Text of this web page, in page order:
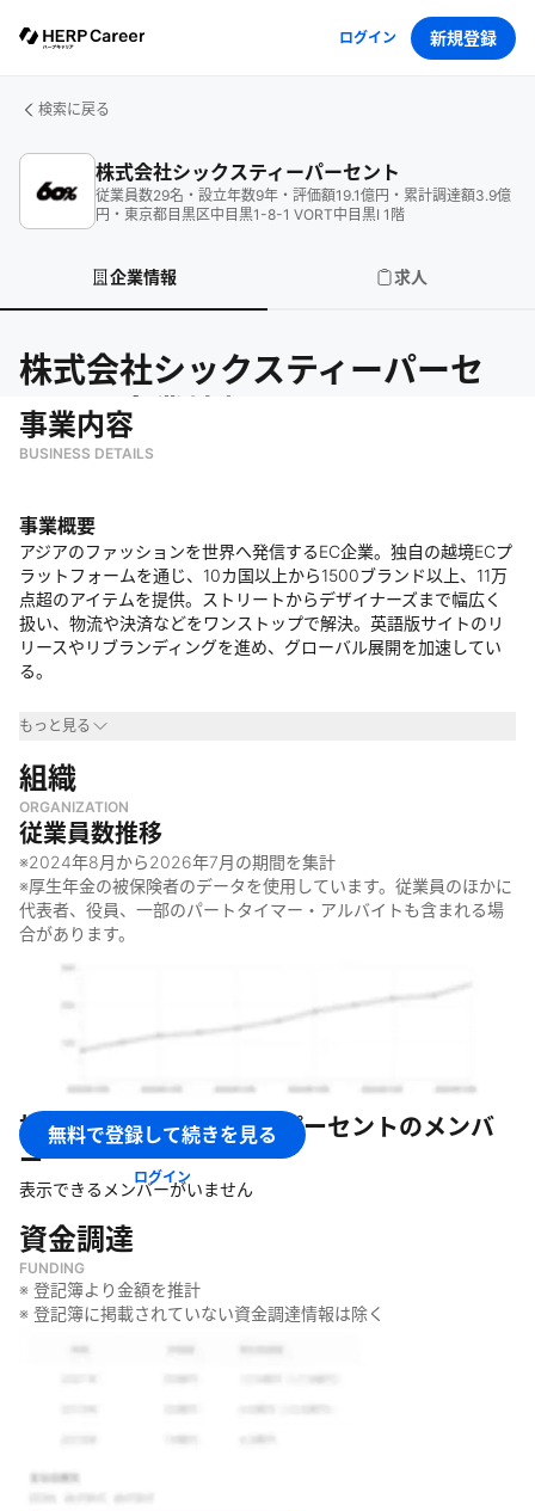
ログイン 新規登録
検索に戻る
株式会社シックスティーパーセント
従業員数29名 ・ 設立年数9年 ・ 評価額19.1億円 ・ 累計調達額3.9億
円 ・ 東京都目黒区中目黒1-8-1 VORT中目黒Ⅰ 1階
企業情報 求人
株式会社シックスティーパーセ
ントの企業情報
事業内容
BUSINESS DETAILS
事業概要
アジアのファッションを世界へ発信するEC企業。独自の越境ECプ
ラットフォームを通じ、10カ国以上から1500ブランド以上、11万
点超のアイテムを提供。ストリートからデザイナーズまで幅広く
扱い、物流や決済などをワンストップで解決。英語版サイトのリ
リースやリブランディングを進め、グローバル展開を加速してい
る。
事業領域
・ファッションEC業界
・越境EC業界
・アジアのファッション業界
なぜやっているのか
・「アジアのファッションを世界のメインストリームへ」をミッ
ションに掲げている
常識にとらわれず、人々の心を震わすようなノイズを起こした
いという想いがある
何をしているのか
・
韓国、中国、台湾、タイ、インドネシアなどアジア10カ国以上
から1500以上のブランドと11万点超のアイテムを取り扱う
・ストリートブランドを中心に、カジュアル、デザイナーズ、ラ
もっと見る
組織
ORGANIZATION
従業員数推移
※2024年8月から2026年7月の期間を集計
※厚生年金の被保険者のデータを使用しています。従業員のほかに
代表者、役員、一部のパートタイマー・アルバイトも含まれる場
合があります。
無料で登録して続きを見る
ログイン
株式会社シックスティーパーセントのメンバ
ー
表示できるメンバーがいません
資金調達
FUNDING
※ 登記簿より金額を推計
※ 登記簿に掲載されていない資金調達情報は除く